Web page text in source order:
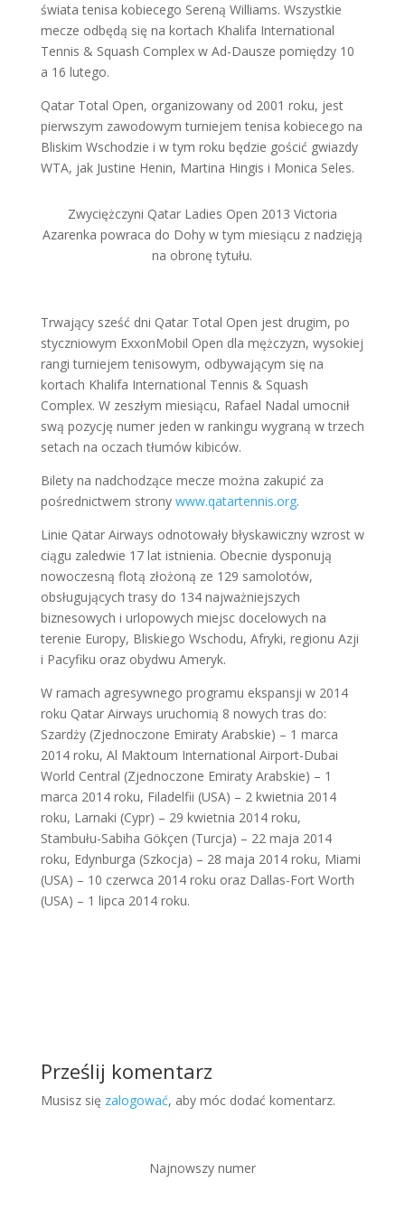
świata tenisa kobiecego Sereną Williams. Wszystkie
mecze odbędą się na kortach Khalifa International
Tennis & Squash Complex w Ad-Dausze pomiędzy 10
a 16 lutego.
Qatar Total Open, organizowany od 2001 roku, jest
pierwszym zawodowym turniejem tenisa kobiecego na
Bliskim Wschodzie i w tym roku będzie gościć gwiazdy
WTA, jak Justine Henin, Martina Hingis i Monica Seles.
Zwyciężczyni Qatar Ladies Open 2013 Victoria
Azarenka powraca do Dohy w tym miesiącu z nadzięją
na obronę tytułu.
Trwający sześć dni Qatar Total Open jest drugim, po
styczniowym ExxonMobil Open dla mężczyzn, wysokiej
rangi turniejem tenisowym, odbywającym się na
kortach Khalifa International Tennis & Squash
Complex. W zeszłym miesiącu, Rafael Nadal umocnił
swą pozycję numer jeden w rankingu wygraną w trzech
setach na oczach tłumów kibiców.
Bilety na nadchodzące mecze można zakupić za
pośrednictwem strony www.qatartennis.org.
Linie Qatar Airways odnotowały błyskawiczny wzrost w
ciągu zaledwie 17 lat istnienia. Obecnie dysponują
nowoczesną flotą złożoną ze 129 samolotów,
obsługujących trasy do 134 najważniejszych
biznesowych i urlopowych miejsc docelowych na
terenie Europy, Bliskiego Wschodu, Afryki, regionu Azji
i Pacyfiku oraz obydwu Ameryk.
W ramach agresywnego programu ekspansji w 2014
roku Qatar Airways uruchomią 8 nowych tras do:
Szardży (Zjednoczone Emiraty Arabskie) – 1 marca
2014 roku, Al Maktoum International Airport-Dubai
World Central (Zjednoczone Emiraty Arabskie) – 1
marca 2014 roku, Filadelfii (USA) – 2 kwietnia 2014
roku, Larnaki (Cypr) – 29 kwietnia 2014 roku,
Stambułu-Sabiha Gökçen (Turcja) – 22 maja 2014
roku, Edynburga (Szkocja) – 28 maja 2014 roku, Miami
(USA) – 10 czerwca 2014 roku oraz Dallas-Fort Worth
(USA) – 1 lipca 2014 roku.
Prześlij komentarz
Musisz się zalogować, aby móc dodać komentarz.
Najnowszy numer